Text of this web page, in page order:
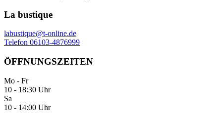
La bustique
labustique@t-online.de
Telefon 06103-4876999
ÖFFNUNGSZEITEN
Mo - Fr
10 - 18:30 Uhr
Sa
10 - 14:00 Uhr